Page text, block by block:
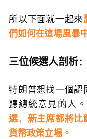
所以下面就一起來
們如何在這場風暴
三位候選人剖析
特朗普想找一個認
聽總統意見的人。
選，新主席都將比
貨幣政策立場。